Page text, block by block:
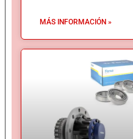
MÁS INFORMACIÓN »